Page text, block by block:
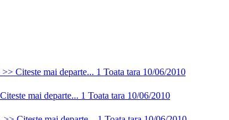
Citeste mai departe... 1 Toata tara 10/06/2010
mai departe... 1 Toata tara 10/06/2010